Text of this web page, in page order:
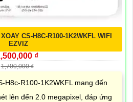
CS-H8C-R100-1K2WKFL WIFI
EZVIZ
₫
1,700,000 ₫
H8c-R100-1K2WKFL mang đến
lên đến 2.0 megapixel, đáp ứng